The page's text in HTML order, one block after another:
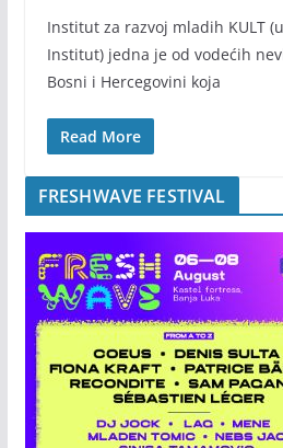
Institut za razvoj mladih KULT
Institut) jedna je od vodećih
Bosni i Hercegovini koja
Read More
FRESHWAVE FESTIVAL